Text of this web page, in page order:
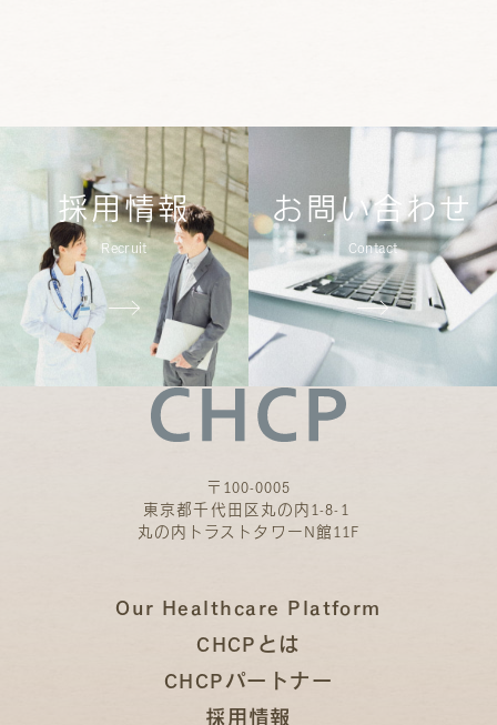
採用情報
Recruit
お問い合わせ
Contact
〒100-0005
東京都千代田区丸の内1-8-1
丸の内トラストタワーN館11F
Our Healthcare Platform
CHCPとは
CHCPパートナー
採用情報